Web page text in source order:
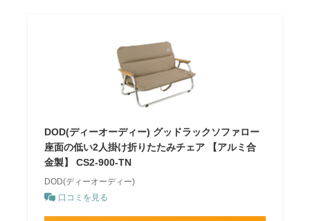
DOD(ディーオーディー) グッドラックソファロー
座面の低い2人掛け折りたたみチェア 【アルミ合
金製】 CS2-900-TN
DOD(ディーオーディー)
口コミを見る